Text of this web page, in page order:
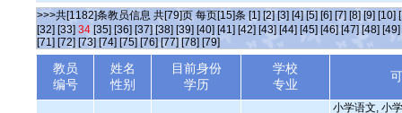
>>>共[1182]条教员信息 共[79]页 每页[15]条 [1] [2] [3] [4] [5] [6] [7] [8] [9] [10]
[32] [33] 34 [35] [36] [37] [38] [39] [40] [41] [42] [43] [44] [45] [46] [47] [48] [49]
[71] [72] [73] [74] [75] [76] [77] [78] [79]
教员
编号
姓名
性别
目前身份
学历
学校
专业
小学语文, 小